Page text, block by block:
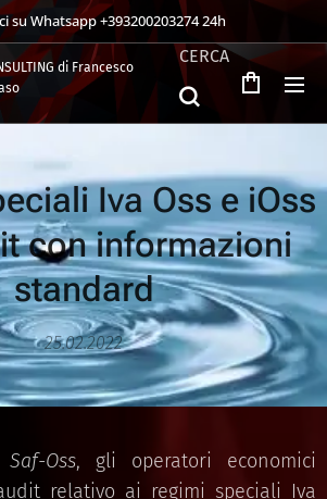
su Whatsapp +393200203274 24h
di Francesco
CERCA
Iva Oss e iOss
con informazioni
standard
25.02.2022
Saf-Oss, gli operatori economici
relativo ai regimi speciali Iva